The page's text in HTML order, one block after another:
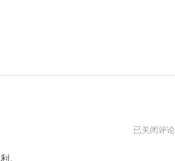
手
已关闭评论
。